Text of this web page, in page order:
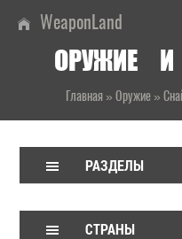
WeaponLand
ОРУЖИЕ
Главная» Оружие»
РАЗДЕЛЫ
СТРАНЫ